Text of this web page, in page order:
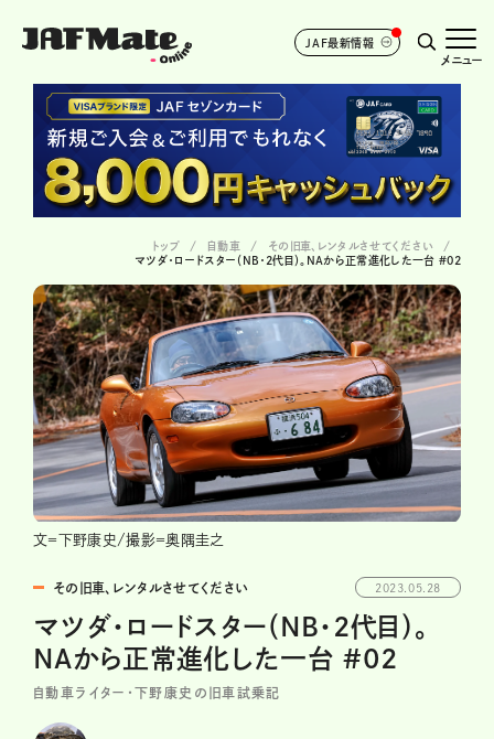
JAF最新情報
メニュー
トップ 自動車
その旧車、レンタルさせてください
マツダ・ロードスター（NB・2代目）。NAから正常進化した一台 #02
文＝下野康史/撮影＝奥隅圭之
その旧車、レンタルさせてください 2023.05.28
マツダ・ロードスター（NB・2代目）。
NAから正常進化した一台 #02
自動車ライター・下野康史の旧車試乗記